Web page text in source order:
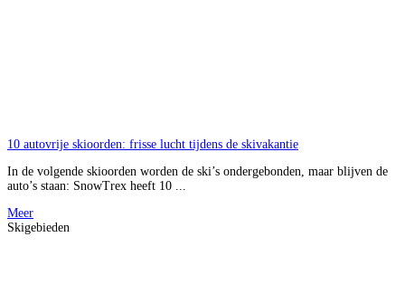
10 autovrije skioorden: frisse lucht tijdens de skivakantie
In de volgende skioorden worden de ski’s ondergebonden, maar blijven de
auto’s staan: SnowTrex heeft 10 ...
Meer
Skigebieden